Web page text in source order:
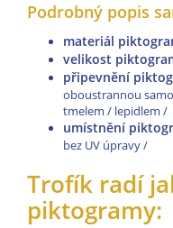
Podrobný popis
materiál
velikost
připevnění
oboustrannou
tmelem / lepidlem /
umístnění
bez UV úpravy /
Trofík radí
piktogramy: